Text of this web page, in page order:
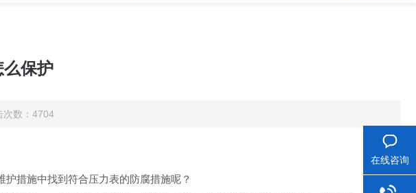
保护
数：4704
措施中找到符合压力表的防腐措施呢？
在线咨询